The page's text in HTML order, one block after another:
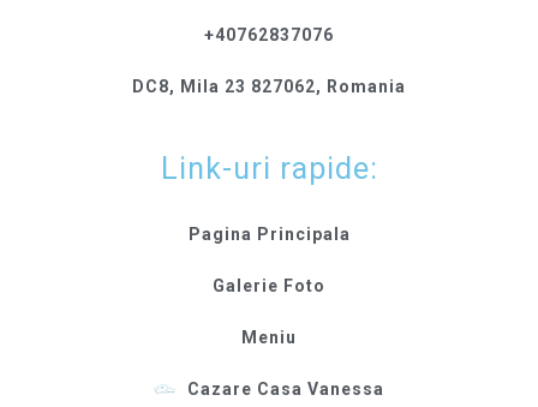
+40762837076
DC8, Mila 23 827062, Romania
Link-uri rapide:
Pagina Principala
Galerie Foto
Meniu
Cazare Casa Vanessa